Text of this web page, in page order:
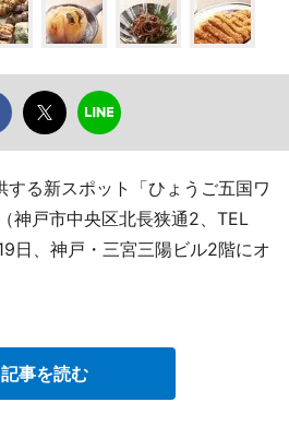
る新スポット「ひょうご五国ワ
神戸市中央区北長狭通2、TEL
日、神戸・三宮三陽ビル2階にオ
記事を読む